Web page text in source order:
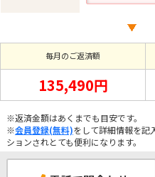
毎月のご返済額
135,490円
※返済金額はあくまでも目安です。
※会員登録(無料)をして詳細情報を記
ションされとても便利になります。